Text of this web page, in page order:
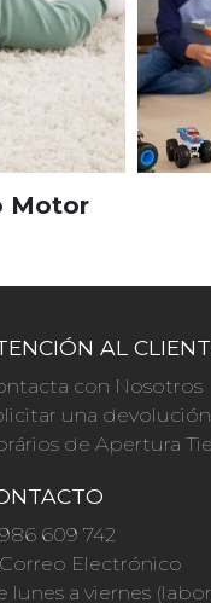
Motor
AL
con Nosotros
una devolución
de Apertura
986 609 742
Correo Electrónico
lunes a viernes